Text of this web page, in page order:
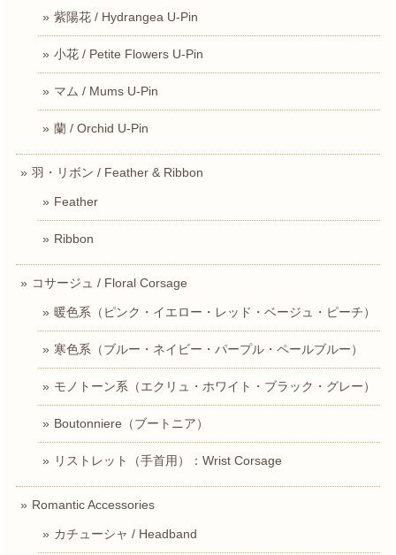
紫陽花 / Hydrangea U-Pin
小花 / Petite Flowers U-Pin
マム / Mums U-Pin
蘭 / Orchid U-Pin
羽・リボン / Feather & Ribbon
Feather
Ribbon
コサージュ / Floral Corsage
暖色系（ピンク・イエロー・レッド・ベージュ・ピーチ）
寒色系（ブルー・ネイビー・パープル・ペールブルー）
モノトーン系（エクリュ・ホワイト・ブラック・グレー）
Boutonniere（ブートニア）
リストレット（手首用）：Wrist Corsage
Romantic Accessories
カチューシャ / Headband